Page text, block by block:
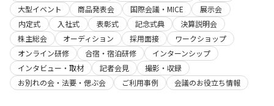
大型イベント
商品発表会 国際会議・MICE
展示会
内定式
入社式 表彰式 記念式典
決算説明会
株主総会
オーディション 採用面接
ワークショップ
オンライン研修
合宿・宿泊研修
インターンシップ
インタビュー・取材
記者会見
撮影・収録
お別れの会・法要・偲ぶ会
ご利用事例 会議のお役立ち情報